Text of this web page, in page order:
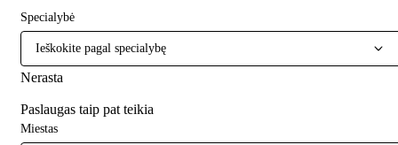
Specialybė
Ieškokite pagal specialybę
Nerasta
Paslaugas taip pat teikia
Miestas